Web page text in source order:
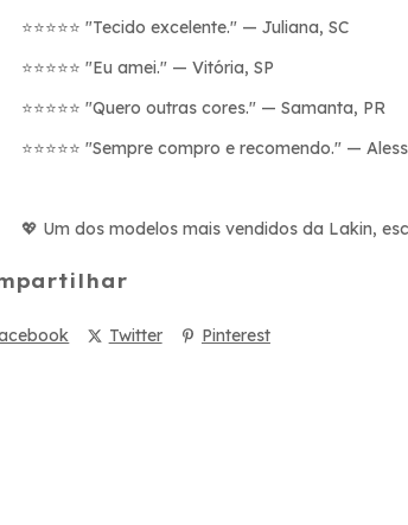
⭐⭐⭐⭐⭐ "Tecido excelente." — Juliana, SC
⭐⭐⭐⭐⭐ "Eu amei." — Vitória, SP
⭐⭐⭐⭐⭐ "Quero outras cores." — Samanta, PR
⭐⭐⭐⭐⭐ "Sempre compro e recomendo." —
💖 Um dos modelos mais vendidos da Lakin,
Twitter Pinterest